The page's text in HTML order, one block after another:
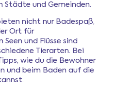
Städte und Gemeinden.
nicht nur Badespaß,
Ort für
und Flüsse sind
Tierarten. Bei
wie du die Bewohner
und beim Baden auf die